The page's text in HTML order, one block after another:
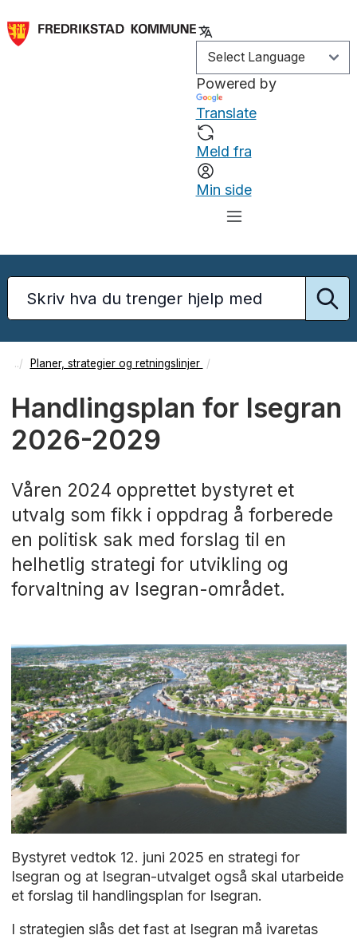
Powered by
Translate
Meld fra
Min side
Planer, strategier og retningslinjer
Handlingsplan for Isegran
2026-2029
Våren 2024 opprettet bystyret et
utvalg som fikk i oppdrag å forberede
en politisk sak med forslag til en
helhetlig strategi for utvikling og
forvaltning av Isegran-området.
Bystyret vedtok 12. juni 2025 en strategi for
Isegran og at Isegran-utvalget også skal utarbeide
et forslag til handlingsplan for Isegran.
I strategien slås det fast at Isegran må ivaretas